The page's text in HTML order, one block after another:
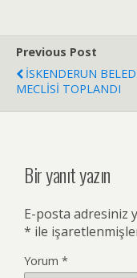
Previous Post
İSKENDERUN
MECLİSİ TOPLANDI
Bir yanıt yazın
E-posta adresiniz
* ile
Yorum *